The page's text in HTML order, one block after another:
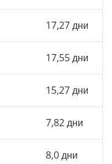
17,27 дни
17,55 дни
15,27 дни
7,82 дни
8,0 дни